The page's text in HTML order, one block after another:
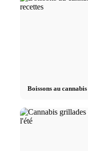
Boissons au